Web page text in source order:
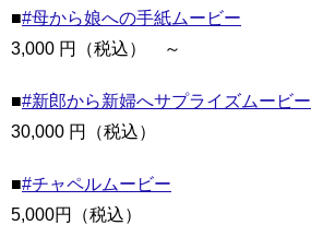
■#母から娘への手紙ムービー
3,000 円（税込） ～
■#新郎から新婦へサプライズムービー
30,000 円（税込）
■#チャペルムービー
5,000円（税込）